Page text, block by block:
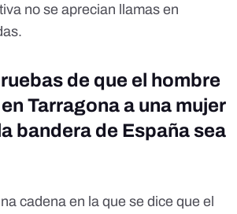
no se aprecian llamas en
de que el hombre
Tarragona a una mujer
bandera de España sea
cadena en la que se dice que el